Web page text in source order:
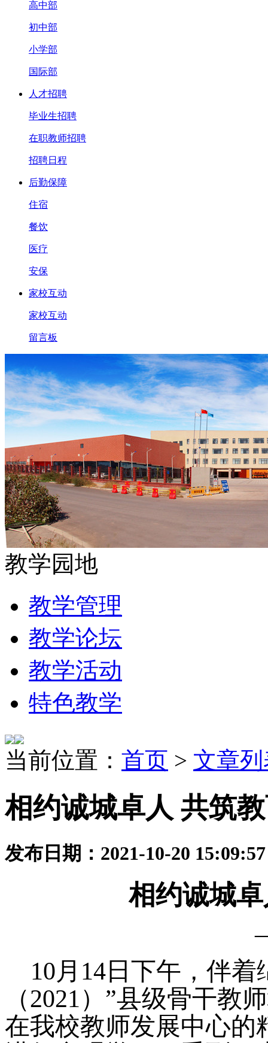
高中部
初中部
小学部
国际部
人才招聘
毕业生招聘
在职教师招聘
招聘日程
后勤保障
住宿
餐饮
医疗
安保
家校互动
家校互动
留言板
教学园地
教学管理
教学论坛
教学活动
特色教学
当前位置： 首页 > 文章
相约诚城卓人 共筑
发布日期：2021-10-20
相约诚城
10月14日下午，伴
（2021）”县级骨干教
在我校教师发展中心的